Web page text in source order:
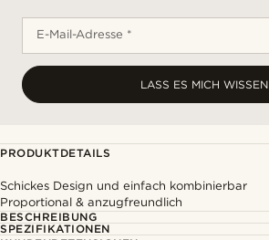
E-Mail-Adresse *
LASS ES MICH WISSEN
PRODUKTDETAILS
Schickes Design und einfach kombinierbar
Proportional & anzugfreundlich
BESCHREIBUNG
SPEZIFIKATIONEN